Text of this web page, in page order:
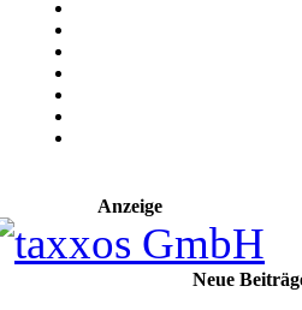
Anzeige
Neue